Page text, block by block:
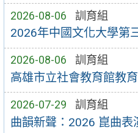
2026-08-06 訓育組
2026年中國文化大學第
2026-08-06 訓育組
高雄市立社會教育館教
2026-07-29 訓育組
曲韻新聲：2026 崑曲表